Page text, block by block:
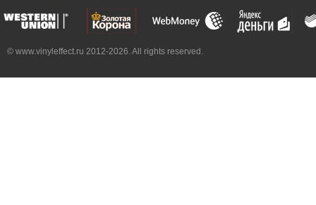
© www.vinyleffect.ru 2012-2026. All rights reserved.